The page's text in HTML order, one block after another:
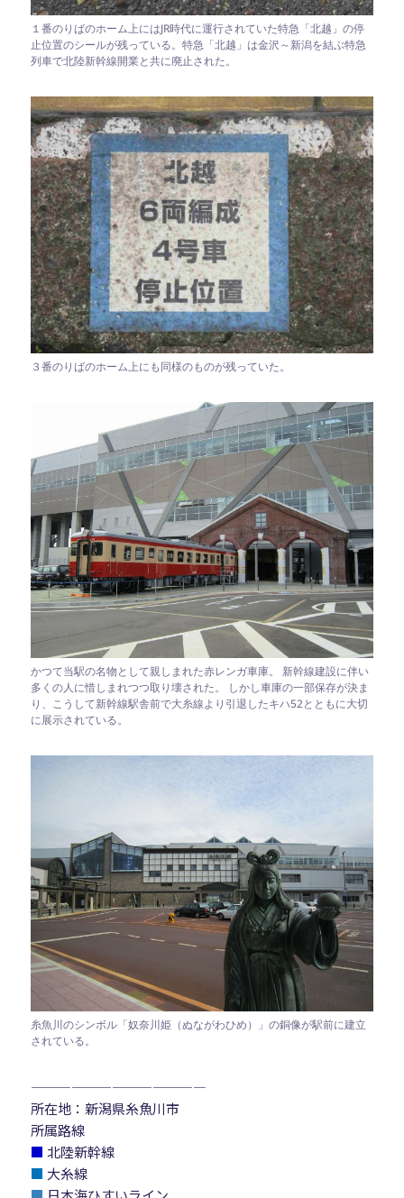
１番のりばのホーム上にはJR時代に運行されていた特急「北越」の停
止位置のシールが残っている。特急「北越」は金沢～新潟を結ぶ特急
列車で北陸新幹線開業と共に廃止された。
３番のりばのホーム上にも同様のものが残っていた。
かつて当駅の名物として親しまれた赤レンガ車庫。 新幹線建設に伴い
多くの人に惜しまれつつ取り壊された。 しかし車庫の一部保存が決ま
り、こうして新幹線駅舎前で大糸線より引退したキハ52とともに大切
に展示されている。
糸魚川のシンボル「奴奈川姫（ぬながわひめ）」の銅像が駅前に建立
されている。
—————————————
所在地：新潟県糸魚川市
所属路線
■北陸新幹線
■ 大糸線